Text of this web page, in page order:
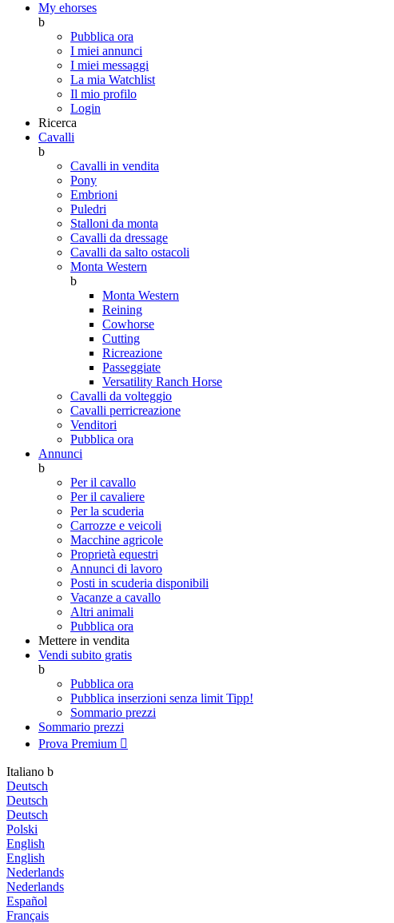
My ehorses
b
Pubblica ora
I miei annunci
I miei messaggi
La mia Watchlist
Il mio profilo
Login
Ricerca
Cavalli
b
Cavalli in vendita
Pony
Embrioni
Puledri
Stalloni da monta
Cavalli da dressage
Cavalli da salto ostacoli
Monta Western
b
Monta Western
Reining
Cowhorse
Cutting
Ricreazione
Passeggiate
Versatility Ranch Horse
Cavalli da volteggio
Cavalli perricreazione
Venditori
Pubblica ora
Annunci
b
Per il cavallo
Per il cavaliere
Per la scuderia
Carrozze e veicoli
Macchine agricole
Proprietà equestri
Annunci di lavoro
Posti in scuderia disponibili
Vacanze a cavallo
Altri animali
Pubblica ora
Mettere in vendita
Vendi subito gratis
b
Pubblica ora
Pubblica inserzioni senza limit Tipp!
Sommario prezzi
Sommario prezzi
Prova Premium 
Italiano b
Deutsch
Deutsch
Deutsch
Polski
English
English
Nederlands
Nederlands
Español
Français